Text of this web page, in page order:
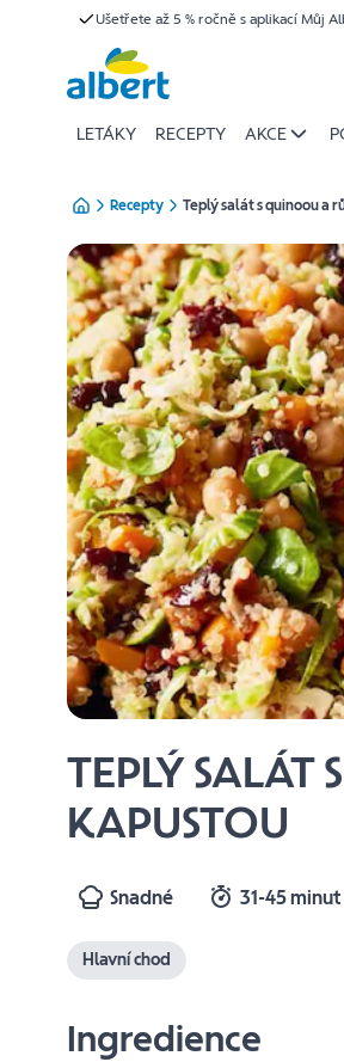
Ušetřete až 5 % ročně s aplikací Můj
LETÁKY RECEPTY AKCE
Recepty Teplý salát s quinoou a
TEPLÝ SALÁT
KAPUSTOU
Snadné 31-45 minut
Hlavní chod
Ingredience